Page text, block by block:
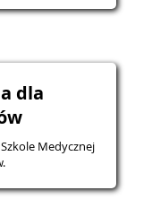
dla
Medycznej